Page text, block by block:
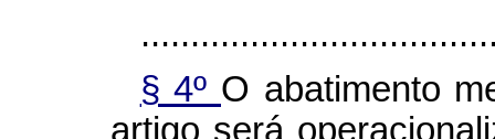
§ 4º O abatimento
artigo será